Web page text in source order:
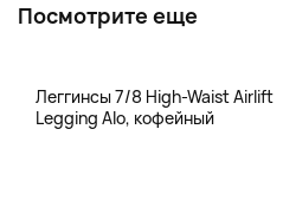
Посмотрите еще
Леггинсы 7/8 High-Waist Airlift
Legging Alo, кофейный